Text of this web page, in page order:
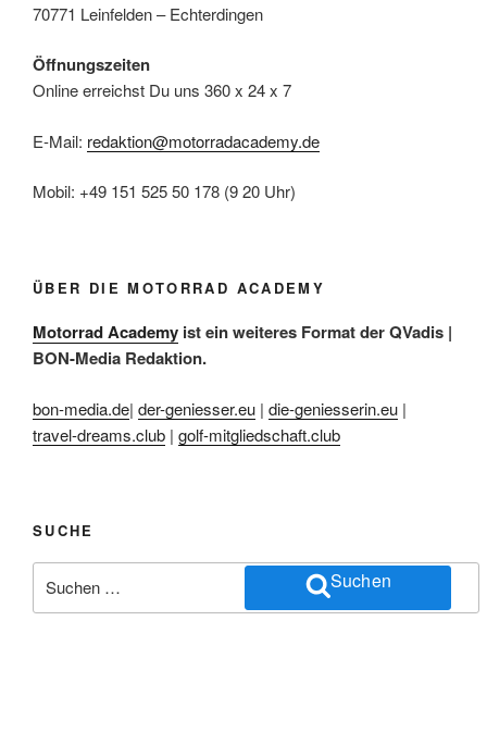
70771 Leinfelden – Echterdingen
Öffnungszeiten
Online erreichst Du uns 360 x 24 x 7
E-Mail: redaktion@motorradacademy.de
Mobil: +49 151 525 50 178 (9 20 Uhr)
ÜBER DIE MOTORRAD ACADEMY
Motorrad Academy ist ein weiteres Format der QVadis |
BON-Media Redaktion.
bon-media.de| der-geniesser.eu | die-geniesserin.eu |
travel-dreams.club | golf-mitgliedschaft.club
SUCHE
nach:
Suchen